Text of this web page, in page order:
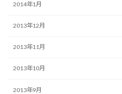
2014年1月
2013年12月
2013年11月
2013年10月
2013年9月